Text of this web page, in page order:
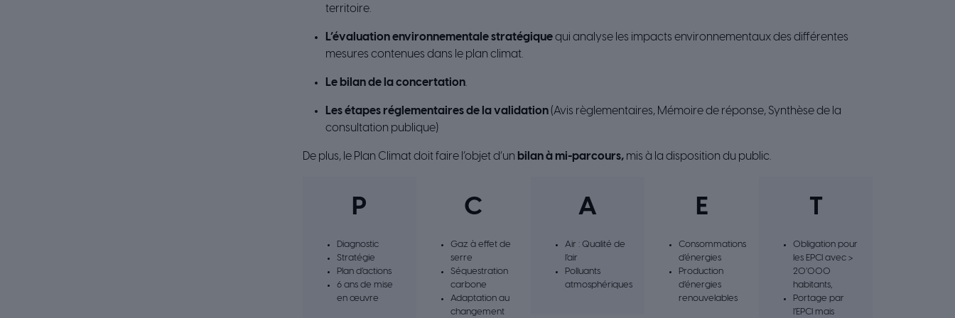
territoire.
L’évaluation environnementale stratégiquequi analyse les impacts environnementaux des différentes
mesures contenues dans le plan climat.
Le bilan de la concertation.
Les étapes réglementaires de la validation(Avis règlementaires, Mémoire de réponse, Synthèse de la
consultation publique)
De plus, le Plan Climat doit faire l’objet d’un bilan à mi-parcours,mis à la disposition du public.
P
Diagnostic
Stratégie
Plan d’actions
6 ans de mise
en œuvre
C
Gaz à effet de
serre
Séquestration
carbone
Adaptation au
changement
A
Air : Qualité de
l’air
Polluants
atmosphériques
E
Consommations
d’énergies
Production
d’énergies
renouvelables
T
Obligation pour
les EPCI avec >
20’000
habitants,
Portage par
l’EPCI mais